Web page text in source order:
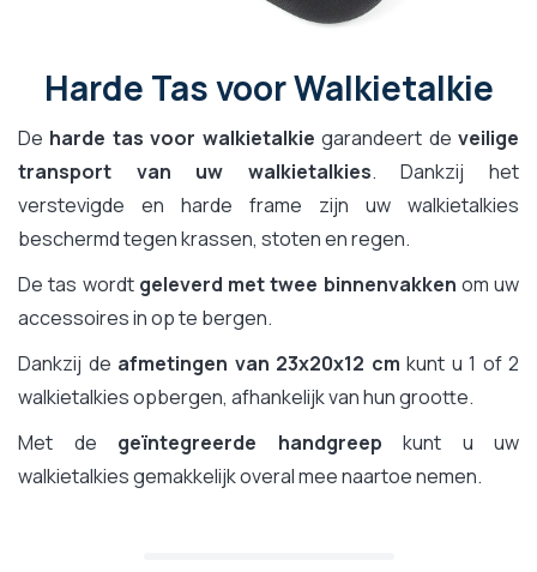
Harde Tas voor Walkietalkie
De harde tas voor walkietalkiegarandeert de veilige
transport van uw walkietalkies. Dankzij het
verstevigde en harde frame zijn uw walkietalkies
beschermd tegen krassen, stoten en regen.
De tas wordtgeleverd met twee binnenvakken om uw
accessoires in op te bergen.
Dankzij de afmetingen van 23x20x12 cm kunt u 1 of 2
walkietalkies opbergen, afhankelijk van hun grootte.
Met de geïntegreerde handgreep kunt u uw
walkietalkies gemakkelijk overal mee naartoe nemen.